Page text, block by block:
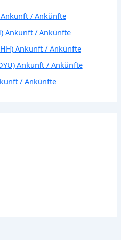
/ Ankünfte
Ankunft / Ankünfte
Ankunft / Ankünfte
Ankunft / Ankünfte
/ Ankünfte